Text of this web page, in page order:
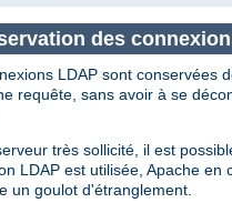
des
LDAP sont conservées
requête, sans avoir à se
très sollicité, il est
LDAP est utilisée, Apache
un goulot d'étranglement.